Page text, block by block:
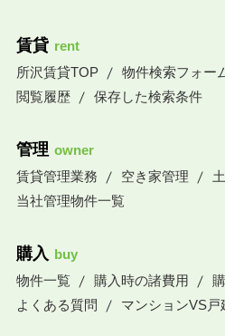
賃貸 rent
所沢賃貸TOP
物件検索フォー
閲覧履歴
保存した検索条件
管理 owner
賃貸管理業務
空き家管理
当社管理物件一覧
購入 buy
物件一覧
購入時の諸費用
よくある質問
マンションVS戸